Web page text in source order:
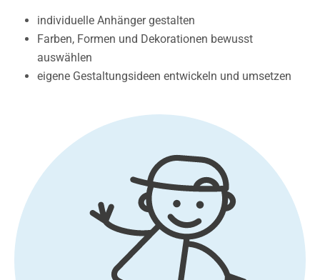
Farben, Formen und Dekorationen bewusst
auswählen
eigene Gestaltungsideen entwickeln und umsetzen